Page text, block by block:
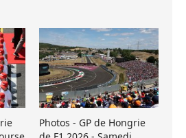
Photos - GP de Hongrie